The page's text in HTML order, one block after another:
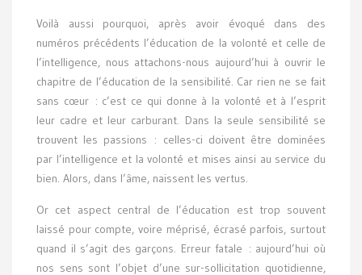
Voilà aussi pourquoi, après avoir évoqué dans des
numéros précédents l’éducation de la volonté et celle de
l’intelligence, nous attachons-nous aujourd’hui à ouvrir le
chapitre de l’éducation de la sensibilité. Car rien ne se fait
sans cœur : c’est ce qui donne à la volonté et à l’esprit
leur cadre et leur carburant. Dans la seule sensibilité se
trouvent les passions : celles-ci doivent être dominées
par l’intelligence et la volonté et mises ainsi au service du
bien. Alors, dans l’âme, naissent les vertus.
Or cet aspect central de l’éducation est trop souvent
laissé pour compte, voire méprisé, écrasé parfois, surtout
quand il s’agit des garçons. Erreur fatale : aujourd’hui où
nos sens sont l’objet d’une sur-sollicitation quotidienne,